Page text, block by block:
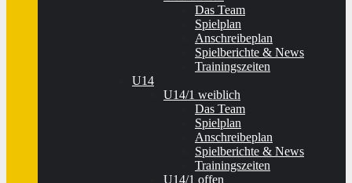
Das Team
Spielplan
Anschreibeplan
Spielberichte & News
Trainingszeiten
U14
U14/1 weiblich
Das Team
Spielplan
Anschreibeplan
Spielberichte & News
Trainingszeiten
U14/1 offen